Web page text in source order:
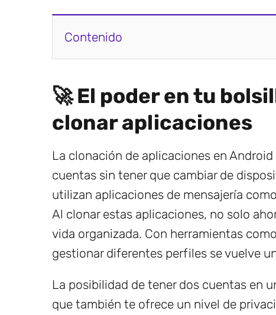
Contenido
🚀 El poder en tu
clonar aplicaciones
La clonación de aplicaciones en
cuentas sin tener que cambiar de
utilizan aplicaciones de mensajería
Al clonar estas aplicaciones, no solo
vida organizada. Con herramientas
gestionar diferentes perfiles se vuelve
La posibilidad de tener dos cuentas en
que también te ofrece un nivel de